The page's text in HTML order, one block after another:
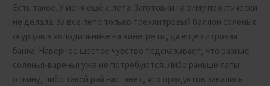
Есть такое. У меня ещё с лета. Заготовки на зиму практически
не делала. За все лето только трехлитровый баллон солёных
огурцов в холодильнике на винегреты, да ещё литровая
банка. Наверное шестое чувство подсказывает, что разные
соленья-варенья уже не потребуются. Либо раньше лапы
откину, либо такой рай настанет, что продуктов завались